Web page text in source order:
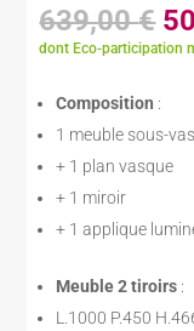
639,00€ Le
dont Eco-participation
Composition :
1 meuble sous-
+ 1 plan vasque
+ 1 miroir
+ 1 applique
Meuble 2 tiroirs :
L.1000 P.450